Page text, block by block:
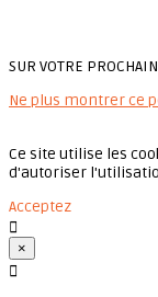
SUR VOTRE
Ne plus montrer ce
Ce site utilise les
d'autoriser
Acceptez

×
